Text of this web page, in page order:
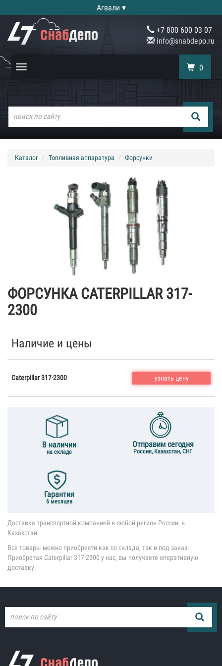
Агвали ▾
+7 800 600 03 07
info@snabdepo.ru
Toggle
0
Каталог Топливная аппаратура Форсунки
ФОРСУНКА CATERPILLAR 317-
2300
Наличие и цены
Caterpillar 317-2300 узнать цену
В наличии
на складе
Отправим сегодня
Россия, Казахстан, СНГ
Гарантия
6 месяцев
Доставка транспортной компанией в любой регион России, в
Казахстан.
Все товары можно приобрести как со склада, так и под заказ.
Приобретая Caterpillar 317-2300 у нас, вы получаете оперативную
доставку.